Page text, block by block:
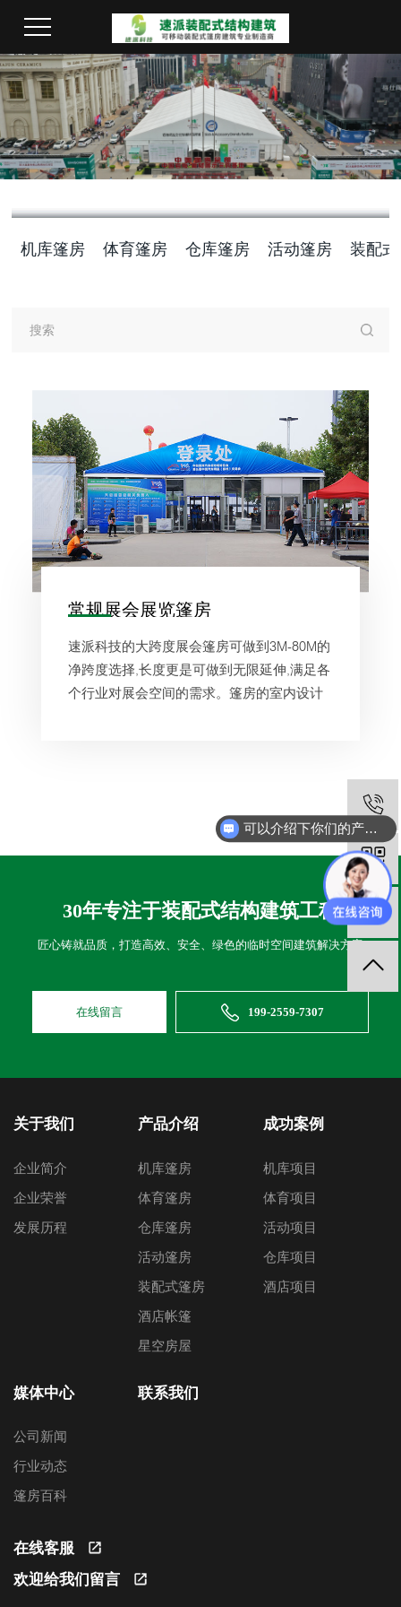
机库篷房 体育篷房 仓库篷房 活动篷房 装配
常规展会展览篷房
速派科技的大跨度展会篷房可做到3M-80M的
净跨度选择,长度更是可做到无限延伸,满足各
个行业对展会空间的需求。篷房的室内设计
30年专注于装配式结构建筑工程
匠心铸就品质，打造高效、安全、绿色的临时空间建筑解决方案
在线留言 199-2559-7307
关于我们
企业简介
企业荣誉
发展历程
产品介绍
机库篷房
体育篷房
仓库篷房
活动篷房
装配式篷房
酒店帐篷
星空房屋
成功案例
机库项目
体育项目
活动项目
仓库项目
酒店项目
媒体中心
公司新闻
行业动态
篷房百科
联系我们
在线客服
欢迎给我们留言
可以介绍下你们的产品么